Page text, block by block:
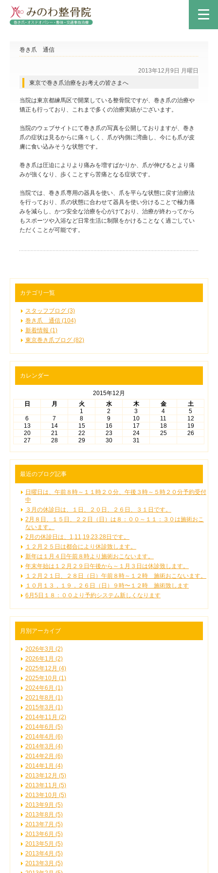
巻き爪 通信
2013年12月9日 月曜日
東京で巻き爪治療をお考えの皆さまへ
当院は東京都練馬区で開業している整骨院ですが、巻き爪の治療や
矯正も行っており、これまで多くの治療実績がございます。
当院のウェブサイトにて巻き爪の写真を公開しておりますが、巻き
爪の症状は見るからに痛々しく、爪が内側に湾曲し、今にも爪が皮
膚に食い込みそうな状態です。
巻き爪は圧迫によりより痛みを増すばかりか、爪が伸びるとより痛
みが強くなり、歩くことすら苦痛となる症状です。
当院では、巻き爪専用の器具を使い、爪を平らな状態に戻す治療法
を行っており、爪の状態に合わせて器具を使い分けることで極力痛
みを減らし、かつ安全な治療を心がけており、治療が終わってから
もスポーツや入浴など日常生活に制限をかけることなく過ごしてい
ただくことが可能です。
カテゴリ一覧
スタッフブログ (3)
巻き爪 通信 (104)
新着情報 (1)
東京巻き爪ブログ (82)
カレンダー
2015年12月
日
月 火 水 木 金
土
1
2 3 4
5
6
7 8 9 10 11
12
13
14 15 16 17 18
19
20
21 22 23 24 25
26
27
28 29 30 31
最近のブログ記事
日曜日は、午前８時～１１時２０分、午後３時～５時２０分予約受付
中
３月の休診日は、１日、２０日、２６日、３１日です。
2月８日、１５日、２２日（日）は８：００～１１：３０は施術おこ
ないます。
2月の休診日は、1,11,19,23,28日です。
１２月２５日は都合により休診致します。
新年は１月４日午前８時より施術おこないます。
年末年始は１２月２９日午後から～１月３日は休診致します。
１２月２１日、２８日（日）午前８時～１２時 施術おこないます。
１０月１３，１９，２６日（日）９時〜１２時 施術致します
6月5日１８：００より予約システム新しくなります
月別アーカイブ
2026年3月 (2)
2026年1月 (2)
2025年12月 (4)
2025年10月 (1)
2024年6月 (1)
2021年8月 (1)
2015年3月 (1)
2014年11月 (2)
2014年6月 (5)
2014年4月 (6)
2014年3月 (4)
2014年2月 (6)
2014年1月 (4)
2013年12月 (5)
2013年11月 (5)
2013年10月 (5)
2013年9月 (5)
2013年8月 (5)
2013年7月 (5)
2013年6月 (5)
2013年5月 (5)
2013年4月 (5)
2013年3月 (5)